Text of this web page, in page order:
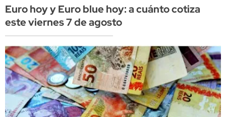
Euro hoy y Euro blue hoy: a cuánto cotiza
este viernes 7 de agosto